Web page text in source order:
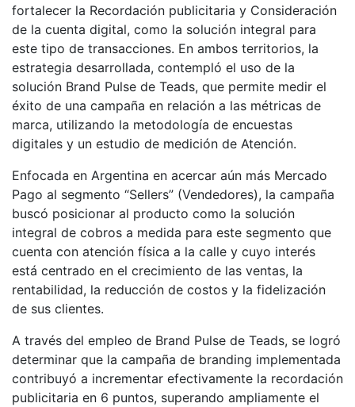
fortalecer la Recordación publicitaria y Consideración
de la cuenta digital, como la solución integral para
este tipo de transacciones. En ambos territorios, la
estrategia desarrollada, contempló el uso de la
solución Brand Pulse de Teads, que permite medir el
éxito de una campaña en relación a las métricas de
marca, utilizando la metodología de encuestas
digitales y un estudio de medición de Atención.
Enfocada en Argentina en acercar aún más Mercado
Pago al segmento “Sellers” (Vendedores), la campaña
buscó posicionar al producto como la solución
integral de cobros a medida para este segmento que
cuenta con atención física a la calle y cuyo interés
está centrado en el crecimiento de las ventas, la
rentabilidad, la reducción de costos y la fidelización
de sus clientes.
A través del empleo de Brand Pulse de Teads, se logró
determinar que la campaña de branding implementada
contribuyó a incrementar efectivamente la recordación
publicitaria en 6 puntos, superando ampliamente el